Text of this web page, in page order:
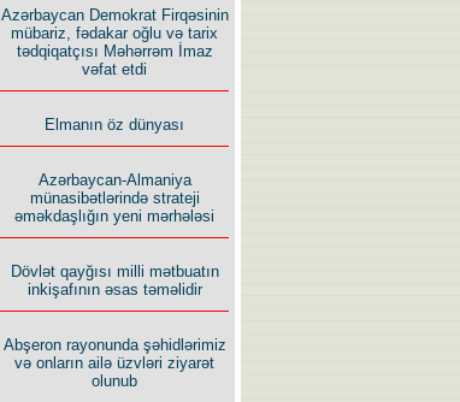
Azərbaycan Demokrat Firqəsinin
mübariz, fədakar oğlu və tarix
tədqiqatçısı Məhərrəm İmaz
vəfat etdi
Elmanın öz dünyası
Azərbaycan-Almaniya
münasibətlərində strateji
əməkdaşlığın yeni mərhələsi
Dövlət qayğısı milli mətbuatın
inkişafının əsas təməlidir
Abşeron rayonunda şəhidlərimiz
və onların ailə üzvləri ziyarət
olunub